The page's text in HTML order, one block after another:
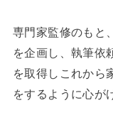
専門家監修のもと
を企画し、執筆依
を取得しこれから
をするように心が